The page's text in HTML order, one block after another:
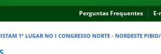
Perguntas Frequentes
1° LUGAR NO I CONGRESSO NORTE - NORDESTE